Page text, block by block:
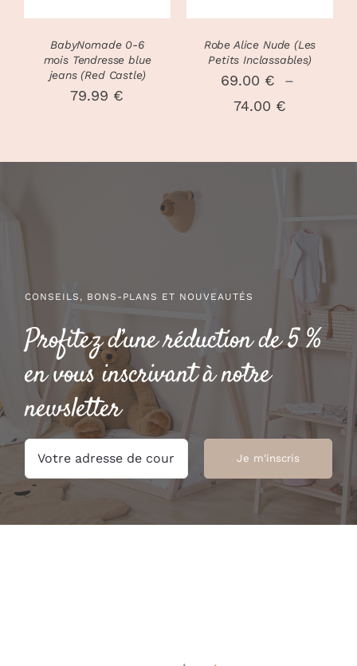
BabyNomade 0-6
mois Tendresse blue
jeans (Red Castle)
79.99 €
PEUVENT
ÊTRE
LA
PRODUIT
Robe Alice Nude (Les
Petits Inclassables)
69.00 €
–
74.00 €
74.00 €
CONSEILS, BONS-PLANS ET NOUVEAUTÉS
Profitez d’une réduction de 5 %
en vous inscrivant à notre
newsletter